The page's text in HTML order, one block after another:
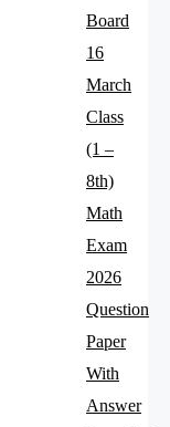
Board
16
March
Class
(1 –
8th)
Math
Exam
2026
Question
Paper
With
Answer